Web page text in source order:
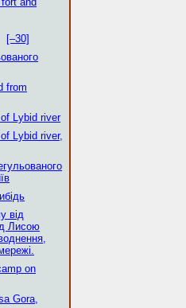
[–30]
from
Lybid river
Lybid river,
від
Лисою
on
Gora,